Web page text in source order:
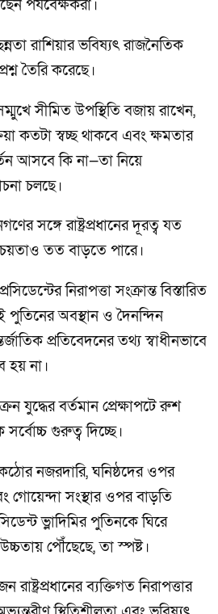
পর্যবেক্ষকরা।
রাশিয়ার ভবিষ্যৎ রাজনৈতিক
তৈরি করেছে।
সীমিত উপস্থিতি বজায় রাখেন,
কতটা স্বচ্ছ থাকবে এবং ক্ষমতার
আসবে কি না—তা নিয়ে
চলছে।
সঙ্গে রাষ্ট্রপ্রধানের দূরত্ব যত
তত বাড়তে পারে।
নিরাপত্তা সংক্রান্ত বিস্তারিত
পুতিনের অবস্থান ও দৈনন্দিন
প্রতিবেদনের তথ্য স্বাধীনভাবে
হয় না।
যুদ্ধের বর্তমান প্রেক্ষাপটে রুশ
সর্বোচ্চ গুরুত্ব দিচ্ছে।
কঠোর নজরদারি, ঘনিষ্ঠদের ওপর
গোয়েন্দা সংস্থার ওপর বাড়তি
ভ্লাদিমির পুতিনকে ঘিরে
পৌঁছেছে, তা স্পষ্ট।
ব্যক্তিগত নিরাপত্তার